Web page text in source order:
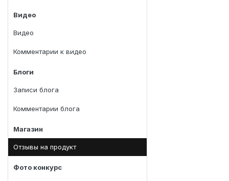
Видео
Видео
Комментарии к видео
Блоги
Записи блога
Комментарии блога
Магазин
Отзывы на продукт
Фото конкурс